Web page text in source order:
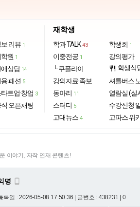
·리뷰 1
원 1
애상담 14
·패션 5
트업·창업 3
오픈채팅
재학생
학과 TALK 43
이중전공 1
└ 쿠플라이
강의자료·족보
동아리 11
스터디 5
고대뉴스 4
학생회 1
강의평가
restaurant 학생식
셔틀버스
열람실 (실
수강신청
고파스 위
이야기, 자작 연재 콘텐츠!
명 
록일 : 2026-05-08 17:50:36 | 글번호 : 438231 | 0